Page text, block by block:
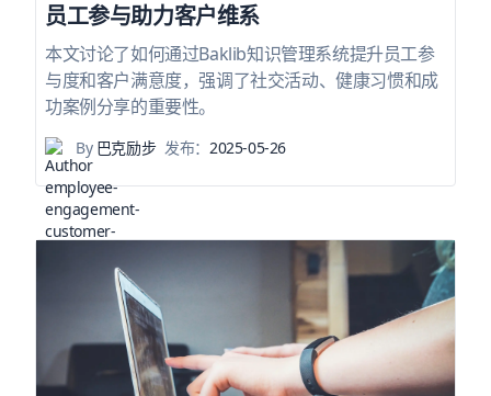
员工参与助力客户维系
本文讨论了如何通过Baklib知识管理系统提升员工参
与度和客户满意度，强调了社交活动、健康习惯和成
功案例分享的重要性。
By巴克励步 发布：2025-05-26